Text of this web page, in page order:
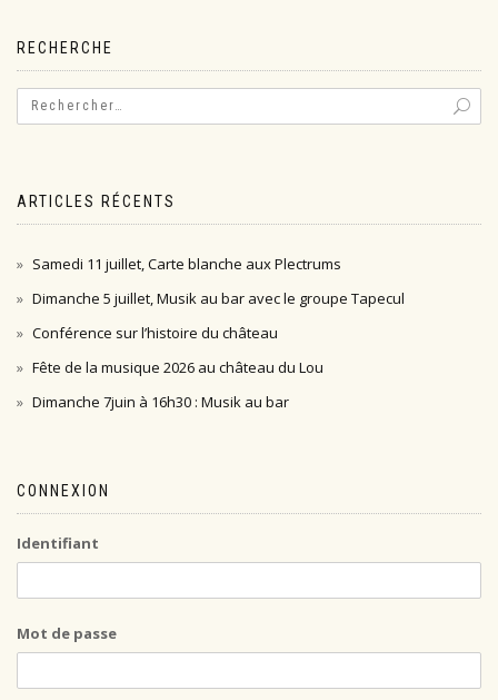
RECHERCHE
ARTICLES RÉCENTS
Samedi 11 juillet, Carte blanche aux Plectrums
Dimanche 5 juillet, Musik au bar avec le groupe Tapecul
Conférence sur l’histoire du château
Fête de la musique 2026 au château du Lou
Dimanche 7juin à 16h30 : Musik au bar
CONNEXION
Identifiant
Mot de passe